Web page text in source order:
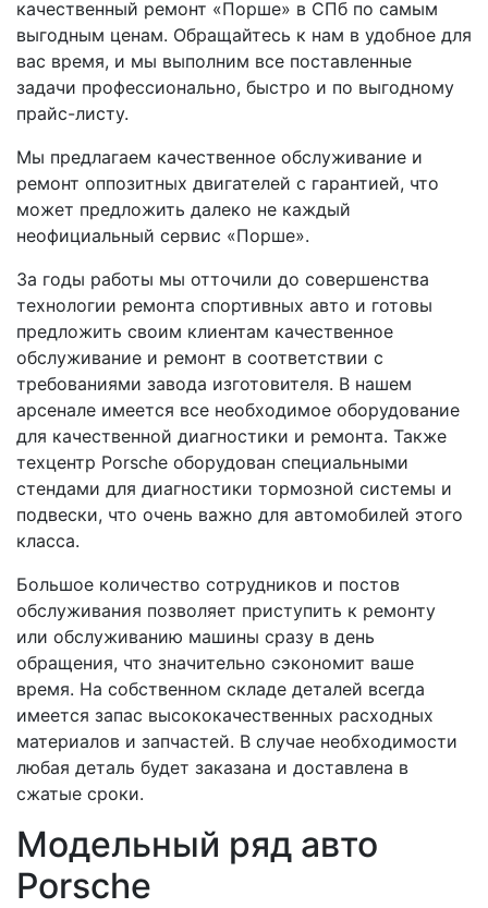
качественный ремонт «Порше» в СПб по самым
выгодным ценам. Обращайтесь к нам в удобное для
вас время, и мы выполним все поставленные
задачи профессионально, быстро и по выгодному
прайс-листу.
Мы предлагаем качественное обслуживание и
ремонт оппозитных двигателей с гарантией, что
может предложить далеко не каждый
неофициальный сервис «Порше».
За годы работы мы отточили до совершенства
технологии ремонта спортивных авто и готовы
предложить своим клиентам качественное
обслуживание и ремонт в соответствии с
требованиями завода изготовителя. В нашем
арсенале имеется все необходимое оборудование
для качественной диагностики и ремонта. Также
техцентр Porsche оборудован специальными
стендами для диагностики тормозной системы и
подвески, что очень важно для автомобилей этого
класса.
Большое количество сотрудников и постов
обслуживания позволяет приступить к ремонту
или обслуживанию машины сразу в день
обращения, что значительно сэкономит ваше
время. На собственном складе деталей всегда
имеется запас высококачественных расходных
материалов и запчастей. В случае необходимости
любая деталь будет заказана и доставлена в
сжатые сроки.
Модельный ряд авто
Porsche